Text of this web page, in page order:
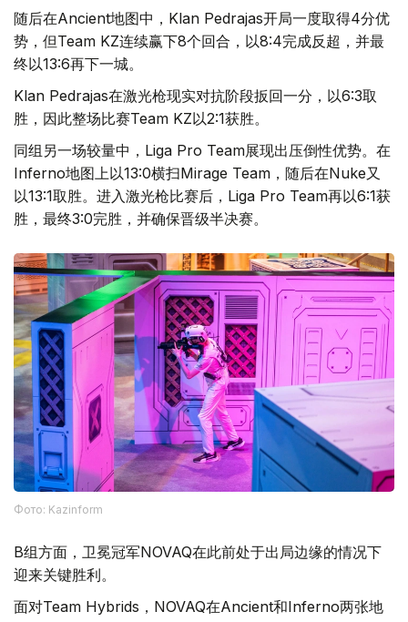
随后在Ancient地图中，Klan Pedrajas开局一度取得4分优
势，但Team KZ连续赢下8个回合，以8:4完成反超，并最
终以13:6再下一城。
Klan Pedrajas在激光枪现实对抗阶段扳回一分，以6:3取
胜，因此整场比赛Team KZ以2:1获胜。
同组另一场较量中，Liga Pro Team展现出压倒性优势。在
Inferno地图上以13:0横扫Mirage Team，随后在Nuke又
以13:1取胜。进入激光枪比赛后，Liga Pro Team再以6:1获
胜，最终3:0完胜，并确保晋级半决赛。
Фото: Kazinform
B组方面，卫冕冠军NOVAQ在此前处于出局边缘的情况下
迎来关键胜利。
面对Team Hybrids，NOVAQ在Ancient和Inferno两张地